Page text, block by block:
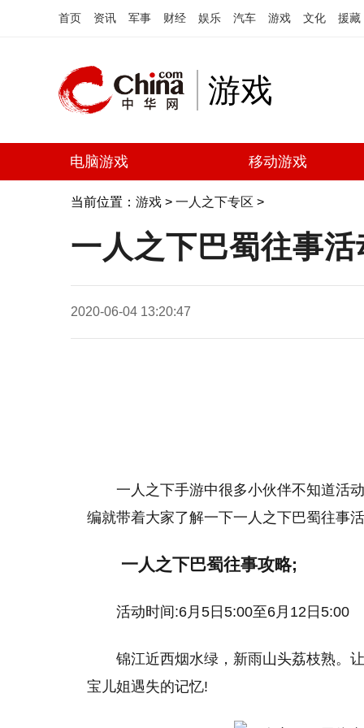
首页 资讯 军事 财经 娱乐 汽车 游戏 文化 援藏
游戏
电脑游戏 移动游戏
当前位置： 游戏 > 一人之下专区 >
一人之下巴蜀往事
2020-06-04 13:20:47
一人之下手游中很多小伙伴不知道活
编就带着大家了解一下一人之下巴蜀往事
一人之下巴蜀往事攻略;
活动时间:6月5日5:00至6月12日5:00
锦江近西烟水绿，新雨山头荔枝熟。
宝儿姐遇失的记忆!